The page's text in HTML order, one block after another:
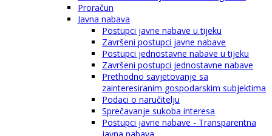
Proračun
Javna nabava
Postupci javne nabave u tijeku
Završeni postupci javne nabave
Postupci jednostavne nabave u tijeku
Završeni postupci jednostavne nabave
Prethodno savjetovanje sa
zainteresiranim gospodarskim subjektima
Podaci o naručitelju
Sprečavanje sukoba interesa
Postupci javne nabave - Transparentna
javna nabava